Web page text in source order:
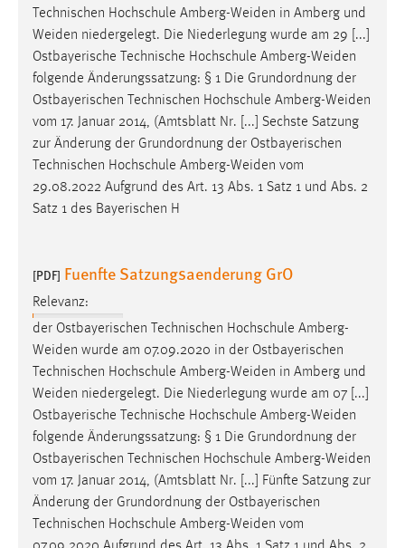
Technischen Hochschule Amberg-Weiden in Amberg und
Weiden niedergelegt. Die Niederlegung wurde am 29 [...]
Ostbayerische Technische Hochschule Amberg-Weiden
folgende Änderungssatzung: § 1 Die Grundordnung der
Ostbayerischen Technischen Hochschule Amberg-Weiden
vom 17. Januar 2014, (Amtsblatt Nr. [...] Sechste Satzung
zur Änderung der Grundordnung der Ostbayerischen
Technischen Hochschule Amberg-Weiden vom
29.08.2022 Aufgrund des Art. 13 Abs. 1 Satz 1 und Abs. 2
Satz 1 des Bayerischen H
[PDF] Fuenfte Satzungsaenderung GrO
Relevanz:
der Ostbayerischen Technischen Hochschule Amberg-
Weiden wurde am 07.09.2020 in der Ostbayerischen
Technischen Hochschule Amberg-Weiden in Amberg und
Weiden niedergelegt. Die Niederlegung wurde am 07 [...]
Ostbayerische Technische Hochschule Amberg-Weiden
folgende Änderungssatzung: § 1 Die Grundordnung der
Ostbayerischen Technischen Hochschule Amberg-Weiden
vom 17. Januar 2014, (Amtsblatt Nr. [...] Fünfte Satzung zur
Änderung der Grundordnung der Ostbayerischen
Technischen Hochschule Amberg-Weiden vom
Zweck:
Für performante Seitenauslieferung wird in diesem Cookie
gespeichert, ob man eingeloggt ist.
Sprachpräferenz
Name:
site-language-preference
Zweck:
Cookie Laufzeit:
Chat
Name:
MibewSessionID, MIBEW_UserID, mibew_locale, mibew-
chat-frame-style-5e9dbeb1811c0446
Zweck:
Wird benötigt um die Chatfunktion nutzen zu können.
Cookie Laufzeit:
MibewSessionID, mibew-chat-frame-style-
5e9dbeb1811c0446 = Sitzungslaufzeit, mibew_locale = 3